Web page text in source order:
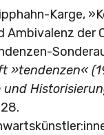
Karge,
Ambivalenz der
»tendenzen«